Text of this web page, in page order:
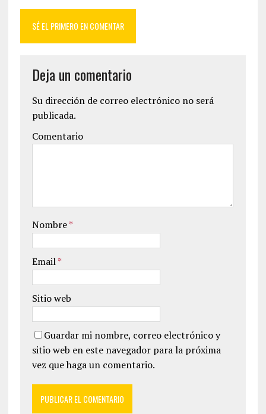
SÉ EL PRIMERO EN COMENTAR
Deja un comentario
Su dirección de correo electrónico no será
publicada.
Comentario
Nombre*
Email*
Sitio web
Guardar mi nombre, correo electrónico y
sitio web en este navegador para la próxima
vez que haga un comentario.